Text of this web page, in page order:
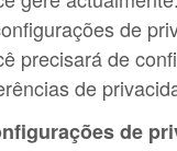
de
precisará de
de
de